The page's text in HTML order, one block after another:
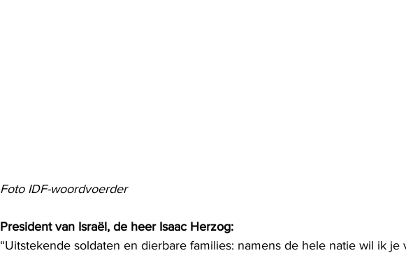
Foto IDF-woordvoerder
President van Israël, de heer Isaac Herzog:
“Uitstekende soldaten en dierbare families: namens de hele natie wil ik je